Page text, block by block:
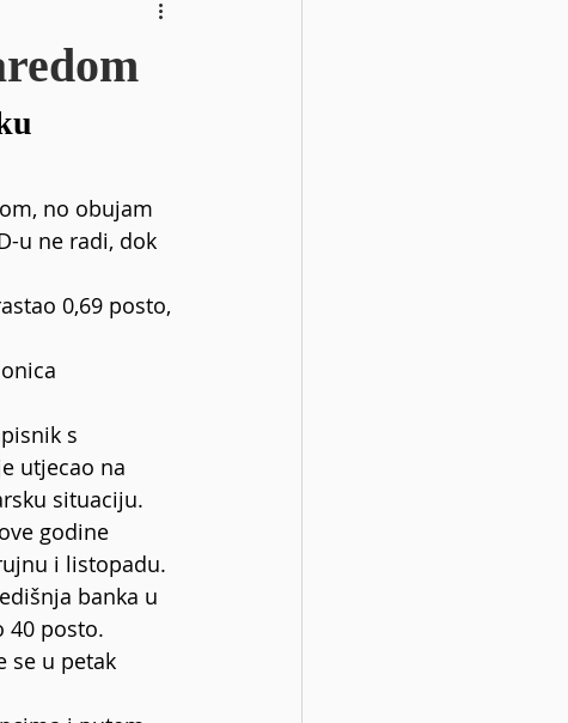
no obujam
u ne radi, dok
0,69 posto,
s
utjecao na
situaciju.
godine
i listopadu.
banka u
40 posto.
se u petak